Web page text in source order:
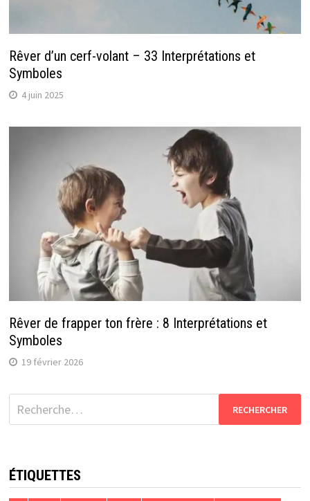
Rêver d’un cerf-volant – 33 Interprétations et
Symboles
4 juin 2025
Rêver de frapper ton frère : 8 Interprétations et
Symboles
19 février 2026
Rechercher :
ÉTIQUETTES